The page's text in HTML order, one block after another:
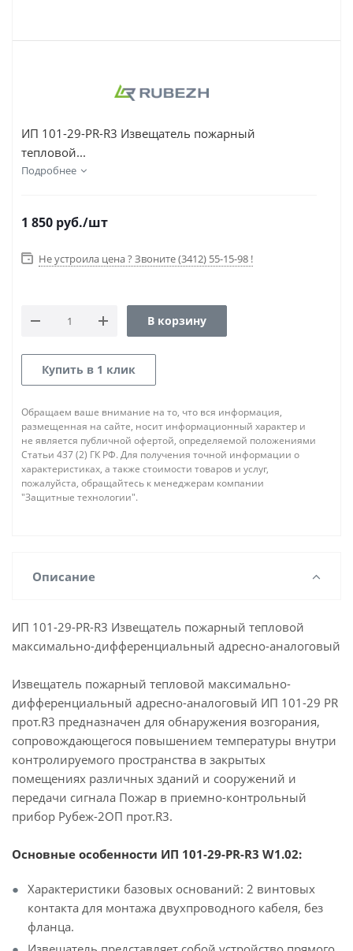
ИП 101-29-PR-R3 Извещатель пожарный
тепловой...
Подробнее
1 850 руб./шт
Не устроила цена ? Звоните (3412) 55-15-98 !
В корзину
Купить в 1 клик
Обращаем ваше внимание на то, что вся информация,
размещенная на сайте, носит информационный характер и
не является публичной офертой, определяемой положениями
Статьи 437 (2) ГК РФ. Для получения точной информации о
характеристиках, а также стоимости товаров и услуг,
пожалуйста, обращайтесь к менеджерам компании
"Защитные технологии".
Описание
ИП 101-29-PR-R3 Извещатель пожарный тепловой
максимально-дифференциальный адресно-аналоговый
Извещатель пожарный тепловой максимально-
дифференциальный адресно-аналоговый ИП 101-29 PR
прот.R3 предназначен для обнаружения возгорания,
сопровождающегося повышением температуры внутри
контролируемого пространства в закрытых
помещениях различных зданий и сооружений и
передачи сигнала Пожар в приемно-контрольный
прибор Рубеж-2ОП прот.R3.
Основные особенности ИП 101-29-PR-R3 W1.02:
Характеристики базовых оснований: 2 винтовых
контакта для монтажа двухпроводного кабеля, без
фланца.